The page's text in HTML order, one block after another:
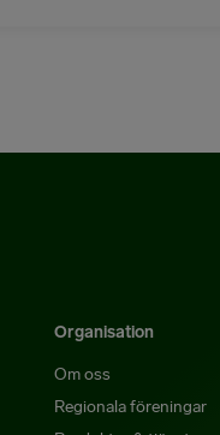
Organisation
Om oss
Regionala föreningar